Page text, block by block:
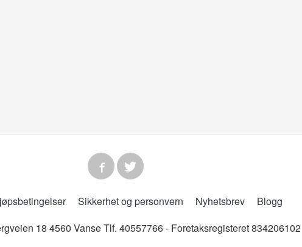
Sikkerhet og personvern Nyhetsbrev
Blogg
18 4560 Vanse Tlf. 40557766- Foretaksregisteret 834206102